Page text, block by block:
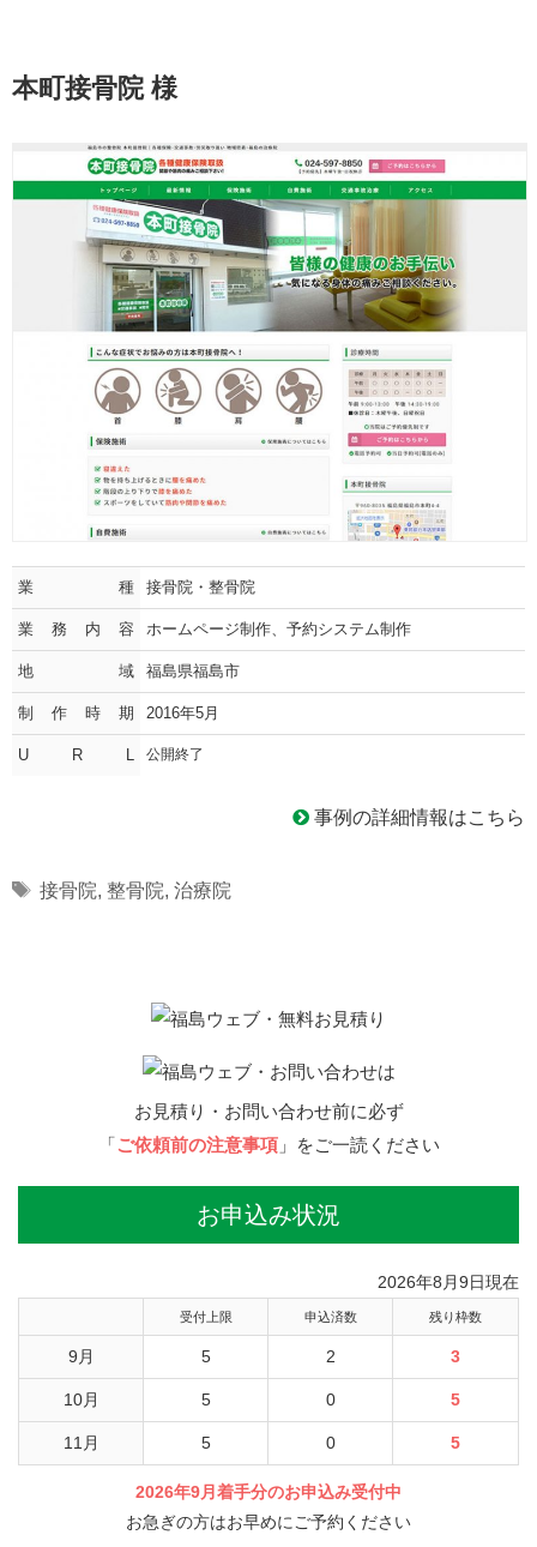
本町接骨院 様
業種 接骨院・整骨院
業務内容 ホームページ制作、予約システム制作
地域 福島県福島市
制作時期 2016年5月
U R L 公開終了
事例の詳細情報はこちら
Tags
接骨院, 整骨院, 治療院
お見積り・お問い合わせ前に必ず
「ご依頼前の注意事項」をご一読ください
お申込み状況
2026年8月9日現在
受付上限 申込済数 残り枠数
9月 5 2 3
10月 5 0 5
11月 5 0 5
2026年9月着手分のお申込み受付中
お急ぎの方はお早めにご予約ください